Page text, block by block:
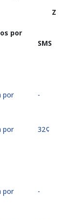
Z
por
SMS
por
-
por
⁦32¢⁩
por
-